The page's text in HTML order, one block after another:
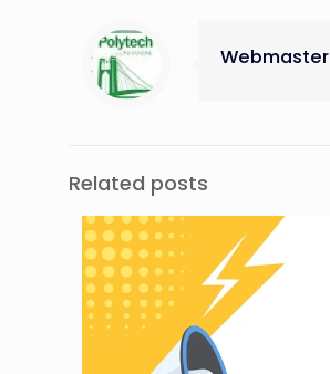
Webmaster
Related posts